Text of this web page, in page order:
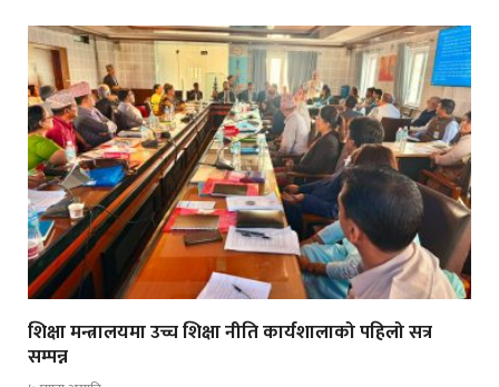
शिक्षा मन्त्रालयमा उच्च शिक्षा नीति कार्यशालाको पहिलो सत्र
सम्पन्न